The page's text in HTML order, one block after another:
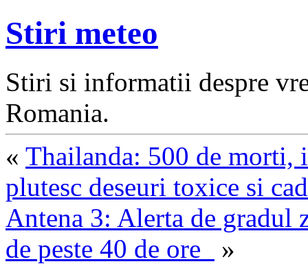
Stiri meteo
Stiri si informatii despre
Romania.
« Thailanda: 500 de
plutesc deseuri toxice si
Antena 3: Alerta de gradul
de peste 40 de ore
»